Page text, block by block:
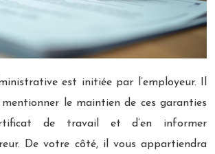
est initiée par l’employeur. Il
le maintien de ces garanties
de travail et d’en informer
De votre côté, il vous appartiendra